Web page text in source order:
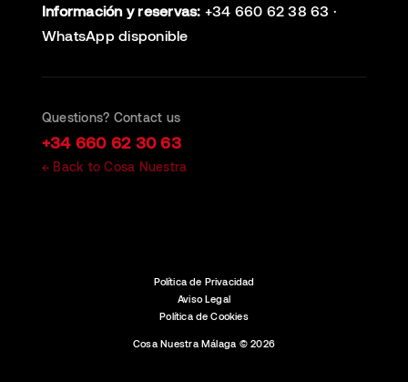
Información y reservas: +34 660 62 38 63 ·
WhatsApp disponible
Questions? Contact us
+34 660 62 30 63
← Back to Cosa Nuestra
Cosa Nuestra Málaga © 2026
Política de Privacidad
Aviso Legal
Política de Cookies